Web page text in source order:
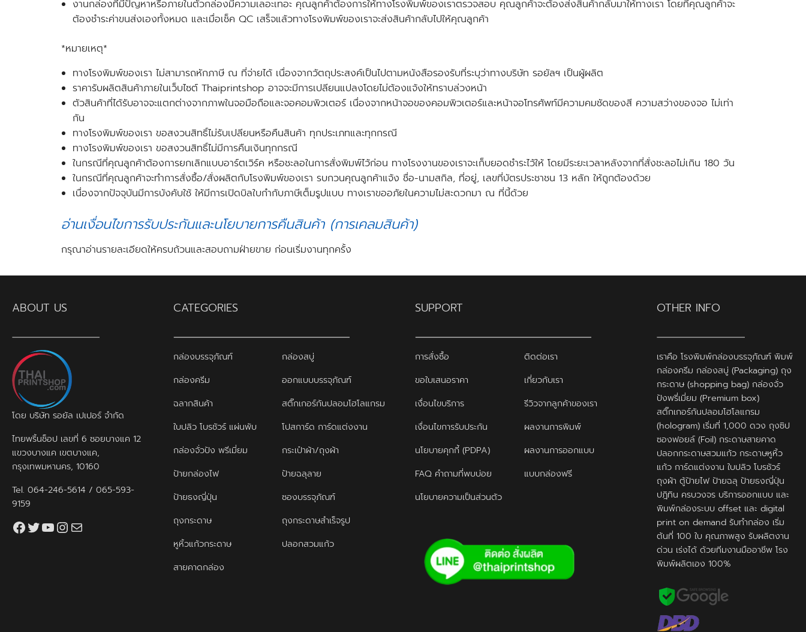
งานกล่องที่มีปัญหาหรือภายในตัวกล่องมีความเลอะเทอะ คุณลูกค้าต้องการให้ทางโรงพิมพ์ของเราตรวจสอบ คุณลูกค้าจะต้องส่งสินค้ากลับมาให้ทางเรา โดยที่คุณลูกค้าจะ
ต้องชำระค่าขนส่งเองทั้งหมด และเมื่อเช็ค QC เสร็จแล้วทางโรงพิมพ์ของเราจะส่งสินค้ากลับไปให้คุณลูกค้า
*หมายเหตุ*
ทางโรงพิมพ์ของเรา ไม่สามารถหักภาษี ณ ที่จ่ายได้ เนื่องจากวัตถุประสงค์เป็นไปตามหนังสือรองรับที่ระบุว่าทางบริษัท รอยัลฯ เป็นผู้ผลิต
ราคารับผลิตสินค้าภายในเว็บไซต์ Thaiprintshop อาจจะมีการเปลียนแปลงโดยไม่ต้องแจ้งให้ทราบล่วงหน้า
ตัวสินค้าที่ได้รับอาจจะแตกต่างจากภาพในจอมือถือและจอคอมพิวเตอร์ เนื่องจากหน้าจอของคอมพิวเตอร์และหน้าจอโทรศัพท์มีความคมชัดของสี ความสว่างของจอ ไม่เท่า
กัน
ทางโรงพิมพ์ของเรา ขอสงวนสิทธิ์ไม่รับเปลียนหรือคืนสินค้า ทุกประเภทและทุกกรณี
ทางโรงพิมพ์ของเรา ขอสงวนสิทธิ์ไม่มีการคืนเงินทุกกรณี
ในกรณีที่คุณลูกค้าต้องการยกเลิกแบบอาร์ตเวิร์ค หรือชะลอในการสั่งพิมพ์ไว้ก่อน ทางโรงงานของเราจะเก็บยอดชำระไว้ให้ โดยมีระยะเวลาหลังจากที่สั่งชะลอไม่เกิน 180 วัน
ในกรณีที่คุณลูกค้าจะทำการสั่งซื้อ/สั่งผลิตกับโรงพิมพ์ของเรา รบกวนคุณลูกค้าแจ้ง ชื่อ-นามสกิล, ที่อยู่, เลขที่บัตรประชาชน 13 หลัก ให้ถูกต้องด้วย
เนื่องจากปัจจุบันมีการบังคับใช้ ให้มีการเปิดบิลใบกำกับภาษีเต็มรูปแบบ ทางเราขออภัยในความไม่สะดวกมา ณ ที่นี้ด้วย
อ่านเงื่อนไขการรับประกันและนโยบายการคืนสินค้า (การเคลมสินค้า)
กรุณาอ่านรายละเอียดให้ครบถ้วนและสอบถามฝ่ายขาย ก่อนเริ่มงานทุกครั้ง
ABOUT US
โดย บริษัท รอยัล เปเปอร์ จำกัด
ไทยพริ้นช็อป เลขที่ 6 ซอยบางแค 12
แขวงบางแค เขตบางแค,
กรุงเทพมหานคร, 10160
Tel. 064-246-5614 / 065-593-
9159
Facebook
Twitter
YouTube
Instagram
thaiprintshop.aw@gmail.com
CATEGORIES
กล่องบรรจุภัณฑ์
กล่องสบู่
กล่องครีม
ออกแบบบรรจุภัณฑ์
ฉลากสินค้า
สติ๊กเกอร์กันปลอมโฮโลแกรม
ใบปลิว โบรชัวร์ แผ่นพับ
โปสการ์ด การ์ดแต่งงาน
กล่องจั่วปัง พรีเมี่ยม
กระเป๋าผ้า/ถุงผ้า
ป้ายกล่องไฟ
ป้ายฉลุลาย
ป้ายธงญี่ปุ่น
ซองบรรจุภัณฑ์
ถุงกระดาษ
ถุงกระดาษสำเร็จรูป
หูหิ้วแก้วกระดาษ
ปลอกสวมแก้ว
สายคาดกล่อง
SUPPORT
การสั่งซื้อ
ติดต่อเรา
ขอใบเสนอราคา
เกี่ยวกับเรา
เงื่อนไขบริการ
รีวิวจากลูกค้าของเรา
เงื่อนไขการรับประกัน
ผลงานการพิมพ์
นโยบายคุกกี้ (PDPA)
ผลงานการออกแบบ
FAQ คำถามที่พบบ่อย
แบบกล่องฟรี
นโยบายความเป็นส่วนตัว
OTHER INFO
เราคือ โรงพิมพ์กล่องบรรจุภัณฑ์ พิมพ์
กล่องครีม กล่องสบู่ (Packaging) ถุง
กระดาษ (shopping bag) กล่องจั่ว
ปังพรี่เมี่ยม (Premium box)
สติ๊กเกอร์กันปลอมโฮโลแกรม
(hologram) เริ่มที่ 1,000 ดวง ถุงซิป
ซองฟอยล์ (Foil) กระดาษสายคาด
ปลอกกระดาษสวมแก้ว กระดาษหูหิ้ว
แก้ว การ์ดแต่งงาน ใบปลิว โบรชัวร์
ถุงผ้า ตู้ป้ายไฟ ป้ายฉลุ ป้ายธงญี่ปุ่น
ปฎิทิน ครบวงจร บริการออกแบบ และ
พิมพ์กล่องระบบ offset และ digital
print on demand รับทำกล่อง เริ่ม
ต้นที่ 100 ใบ คุณภาพสูง รับผลิตงาน
ด่วน เร่งได้ ด้วยทีมงานมืออาชีพ โรง
พิมพ์ผลิตเอง 100%